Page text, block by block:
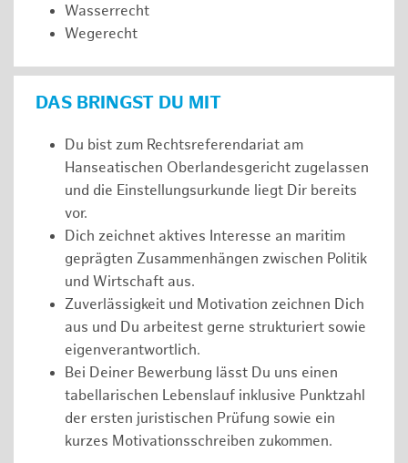
Wasserrecht
Wegerecht
DAS BRINGST DU MIT
Du bist zum Rechtsreferendariat am
Hanseatischen Oberlandesgericht zugelassen
und die Einstellungsurkunde liegt Dir bereits
vor.
Dich zeichnet aktives Interesse an maritim
geprägten Zusammenhängen zwischen Politik
und Wirtschaft aus.
Zuverlässigkeit und Motivation zeichnen Dich
aus und Du arbeitest gerne strukturiert sowie
eigenverantwortlich.
Bei Deiner Bewerbung lässt Du uns einen
tabellarischen Lebenslauf inklusive Punktzahl
der ersten juristischen Prüfung sowie ein
kurzes Motivationsschreiben zukommen.